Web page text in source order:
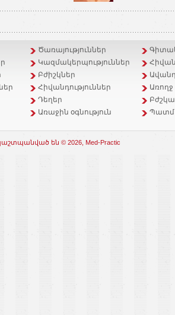
Ծառայություններ
Կազմակերպություններ
Բժիշկներ
Հիվանդություններ
Դեղեր
Առաջին օգնություն
են © 2026, Med-Practic